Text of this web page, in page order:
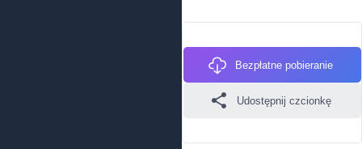
Bezpłatne pobieranie
Udostępnij czcionkę